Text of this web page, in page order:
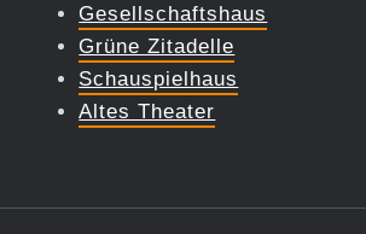
Gesellschaftshaus
Grüne Zitadelle
Schauspielhaus
Altes Theater